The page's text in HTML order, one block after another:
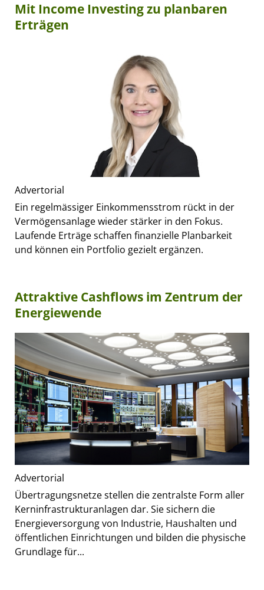
Mit Income Investing zu planbaren
Erträgen
Advertorial
Ein regelmässiger Einkommensstrom rückt in der
Vermögensanlage wieder stärker in den Fokus.
Laufende Erträge schaffen finanzielle Planbarkeit
und können ein Portfolio gezielt ergänzen.
Attraktive Cashflows im Zentrum der
Energiewende
Advertorial
Übertragungsnetze stellen die zentralste Form aller
Kerninfrastrukturanlagen dar. Sie sichern die
Energieversorgung von Industrie, Haushalten und
öffentlichen Einrichtungen und bilden die physische
Grundlage für...